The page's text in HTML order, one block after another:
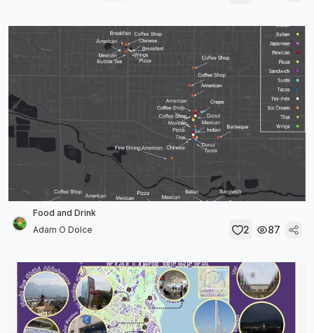
Food and Drink
Adam O Dolce
2 87